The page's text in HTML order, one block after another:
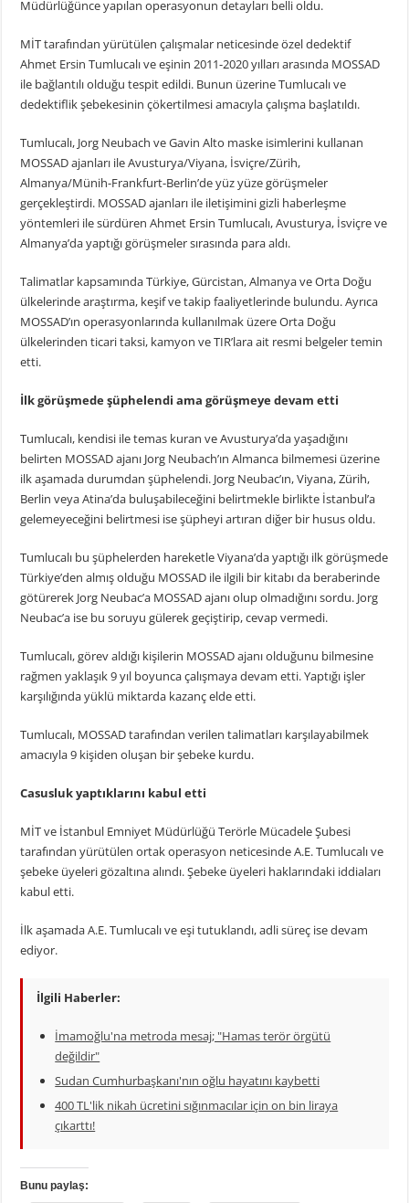
Müdürlüğünce yapılan operasyonun detayları belli oldu.
MİT tarafından yürütülen çalışmalar neticesinde özel dedektif
Ahmet Ersin Tumlucalı ve eşinin 2011-2020 yılları arasında MOSSAD
ile bağlantılı olduğu tespit edildi. Bunun üzerine Tumlucalı ve
dedektiflik şebekesinin çökertilmesi amacıyla çalışma başlatıldı.
Tumlucalı, Jorg Neubach ve Gavin Alto maske isimlerini kullanan
MOSSAD ajanları ile Avusturya/Viyana, İsviçre/Zürih,
Almanya/Münih-Frankfurt-Berlin’de yüz yüze görüşmeler
gerçekleştirdi. MOSSAD ajanları ile iletişimini gizli haberleşme
yöntemleri ile sürdüren Ahmet Ersin Tumlucalı, Avusturya, İsviçre ve
Almanya’da yaptığı görüşmeler sırasında para aldı.
Talimatlar kapsamında Türkiye, Gürcistan, Almanya ve Orta Doğu
ülkelerinde araştırma, keşif ve takip faaliyetlerinde bulundu. Ayrıca
MOSSAD’ın operasyonlarında kullanılmak üzere Orta Doğu
ülkelerinden ticari taksi, kamyon ve TIR’lara ait resmi belgeler temin
etti.
İlk görüşmede şüphelendi ama görüşmeye devam etti
Tumlucalı, kendisi ile temas kuran ve Avusturya’da yaşadığını
belirten MOSSAD ajanı Jorg Neubach’ın Almanca bilmemesi üzerine
ilk aşamada durumdan şüphelendi. Jorg Neubac’ın, Viyana, Zürih,
Berlin veya Atina’da buluşabileceğini belirtmekle birlikte İstanbul’a
gelemeyeceğini belirtmesi ise şüpheyi artıran diğer bir husus oldu.
Tumlucalı bu şüphelerden hareketle Viyana’da yaptığı ilk görüşmede
Türkiye’den almış olduğu MOSSAD ile ilgili bir kitabı da beraberinde
götürerek Jorg Neubac’a MOSSAD ajanı olup olmadığını sordu. Jorg
Neubac’a ise bu soruyu gülerek geçiştirip, cevap vermedi.
Tumlucalı, görev aldığı kişilerin MOSSAD ajanı olduğunu bilmesine
rağmen yaklaşık 9 yıl boyunca çalışmaya devam etti. Yaptığı işler
karşılığında yüklü miktarda kazanç elde etti.
Tumlucalı, MOSSAD tarafından verilen talimatları karşılayabilmek
amacıyla 9 kişiden oluşan bir şebeke kurdu.
Casusluk yaptıklarını kabul etti
MİT ve İstanbul Emniyet Müdürlüğü Terörle Mücadele Şubesi
tarafından yürütülen ortak operasyon neticesinde A.E. Tumlucalı ve
şebeke üyeleri gözaltına alındı. Şebeke üyeleri haklarındaki iddiaları
kabul etti.
İlk aşamada A.E. Tumlucalı ve eşi tutuklandı, adli süreç ise devam
ediyor.
İlgili Haberler:
İmamoğlu'na metroda mesaj; "Hamas terör örgütü
değildir"
Sudan Cumhurbaşkanı'nın oğlu hayatını kaybetti
400 TL'lik nikah ücretini sığınmacılar için on bin liraya
çıkarttı!
Bunu paylaş: